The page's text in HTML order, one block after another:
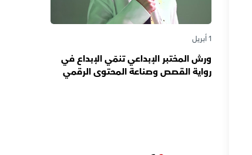
1 أبريل
ورش المختبر الإبداعي تنمّي الإبداع في
رواية القصص وصناعة المحتوى الرقمي